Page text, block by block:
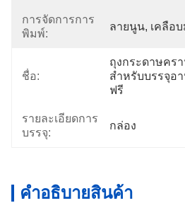
การจัดการการ
พิมพ์:
ลายนูน, เคลือ
ชื่อ:
ถุงกระดาษคร
สำหรับบรรจุอ
ฟรี
รายละเอียดการ
บรรจุ:
กล่อง
คําอธิบายสินค้า